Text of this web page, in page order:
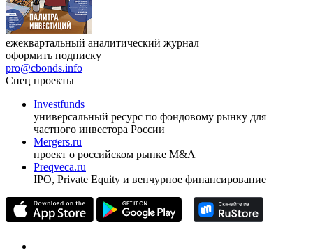
ежеквартальный аналитический журнал
оформить подписку
pro@cbonds.info
Спец проекты
Investfunds
универсальный ресурс по фондовому рынку для
частного инвестора России
Mergers.ru
проект о российском рынке M&A
Preqveca.ru
IPO, Private Equity и венчурное финансирование